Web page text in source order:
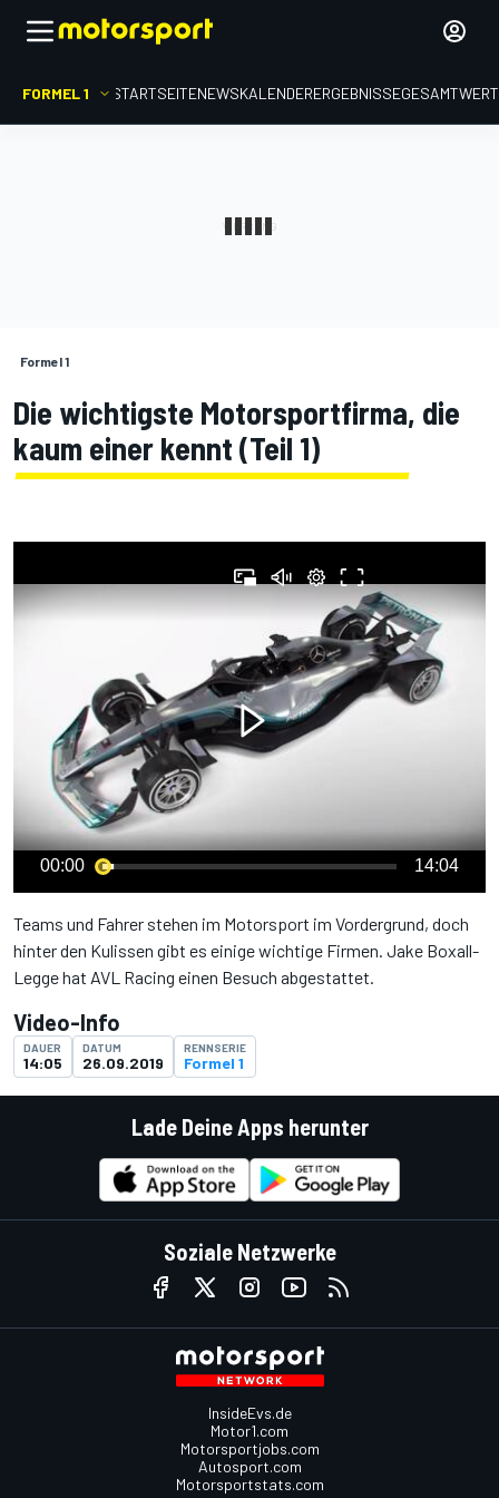
FORMEL 1 STARTSEITENEWSKALENDERERGEBNISSE
Formel 1
Die wichtigste Motorsportfirma, die
kaum einer kennt (Teil 1)
00:00 14:04
Teams und Fahrer stehen im Motorsport im Vordergrund, doch
hinter den Kulissen gibt es einige wichtige Firmen. Jake Boxall-
Legge hat AVL Racing einen Besuch abgestattet.
Video-Info
DAUER
14:05
DATUM
26.09.2019
RENNSERIE
Formel 1
Lade Deine Apps herunter
Soziale Netzwerke
InsideEvs.de
Motor1.com
Motorsportjobs.com
Autosport.com
Motorsportstats.com